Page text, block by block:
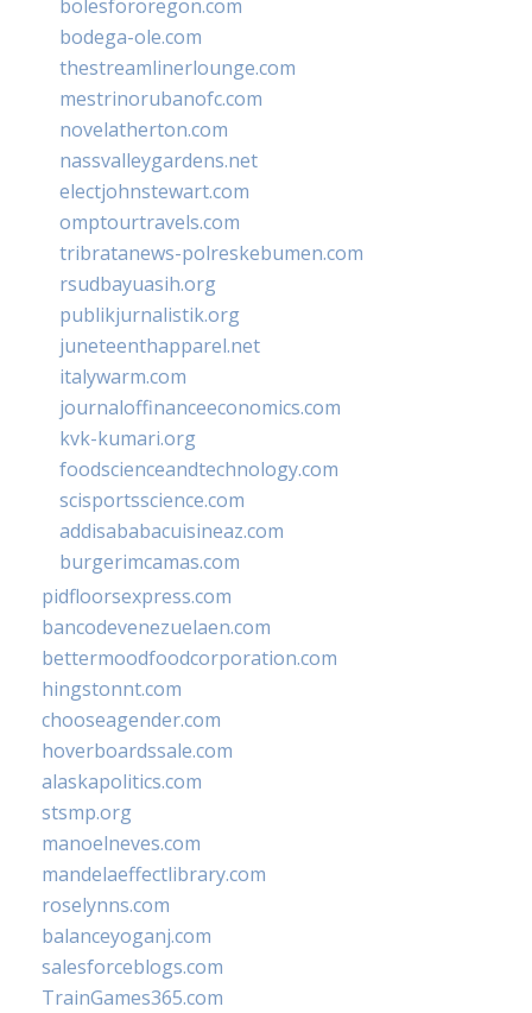
bolesfororegon.com
bodega-ole.com
thestreamlinerlounge.com
mestrinorubanofc.com
novelatherton.com
nassvalleygardens.net
electjohnstewart.com
omptourtravels.com
tribratanews-polreskebumen.com
rsudbayuasih.org
publikjurnalistik.org
juneteenthapparel.net
italywarm.com
journaloffinanceeconomics.com
kvk-kumari.org
foodscienceandtechnology.com
scisportsscience.com
addisababacuisineaz.com
burgerimcamas.com
pidfloorsexpress.com
bancodevenezuelaen.com
bettermoodfoodcorporation.com
hingstonnt.com
chooseagender.com
hoverboardssale.com
alaskapolitics.com
stsmp.org
manoelneves.com
mandelaeffectlibrary.com
roselynns.com
balanceyoganj.com
salesforceblogs.com
TrainGames365.com